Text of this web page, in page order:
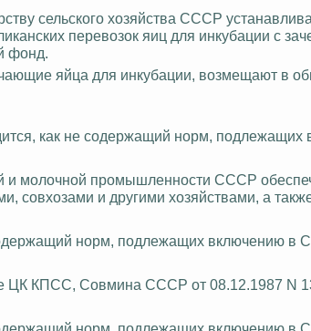
сельского хозяйства СССР
перевозок яиц для инкубации с
фонд.
яйца для инкубации, возмещают в
как не содержащий норм,
и молочной промышленности СССР
совхозами и другими хозяйствами, а
норм, подлежащих включению в
ЦК КПСС, Совмина СССР от 08.12.1987 N